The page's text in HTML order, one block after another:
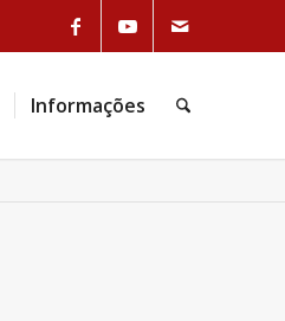
Link to Facebook
Link to Youtube
Informações Pesquisa